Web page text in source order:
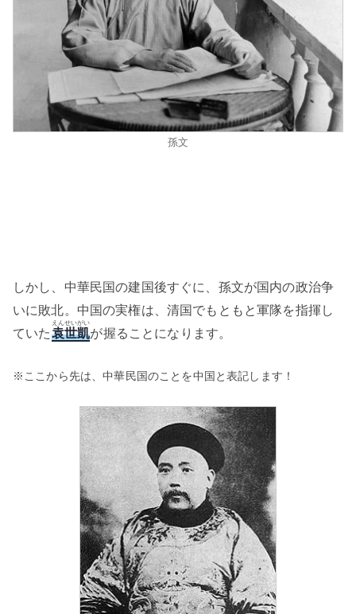
孫文
しかし、中華民国の建国後すぐに、孫文が国内の政治争
いに敗北。中国の実権は、清国でもともと軍隊を指揮し
ていた袁世凱
えんせいがい
が握ることになります。
※ここから先は、中華民国のことを中国と表記し ます！